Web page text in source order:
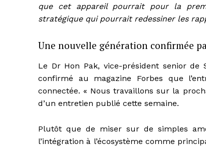
que cet appareil pourrait pour la
stratégique qui pourrait redessiner les
Une nouvelle génération confirmée
Le Dr Hon Pak, vice-président senior
confirmé au magazine Forbes que
connectée. « Nous travaillons sur la
d’un entretien publié cette semaine.
Plutôt que de miser sur de simples
l’intégration à l’écosystème comme